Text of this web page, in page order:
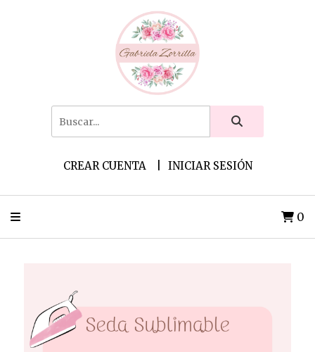
CREAR CUENTA INICIAR SESIÓN
0